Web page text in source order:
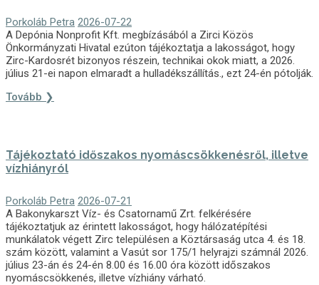
Porkoláb Petra 2026-07-22
A Depónia Nonprofit Kft. megbízásából a Zirci Közös
Önkormányzati Hivatal ezúton tájékoztatja a lakosságot, hogy
Zirc-Kardosrét bizonyos részein, technikai okok miatt, a 2026.
július 21-ei napon elmaradt a hulladékszállítás., ezt 24-én pótolják.
Tovább ❯
Tájékoztató időszakos nyomáscsökkenésről, illetve
vízhiányról
Porkoláb Petra 2026-07-21
A Bakonykarszt Víz- és Csatornamű Zrt. felkérésére
tájékoztatjuk az érintett lakosságot, hogy hálózatépítési
munkálatok végett Zirc településen a Köztársaság utca 4. és 18.
szám között, valamint a Vasút sor 175/1 helyrajzi számnál 2026.
július 23-án és 24-én 8.00 és 16.00 óra között időszakos
nyomáscsökkenés, illetve vízhiány várható.